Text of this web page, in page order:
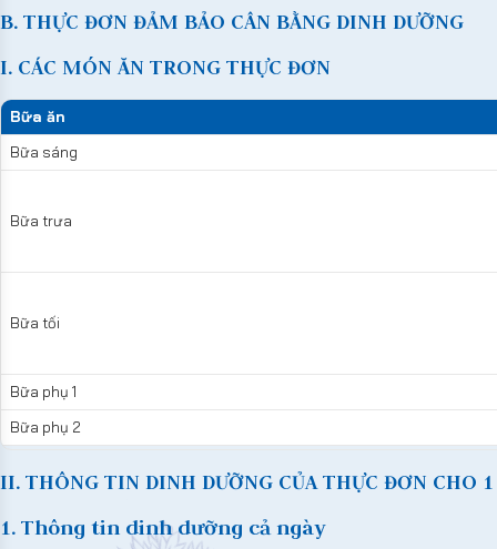
B. THỰC ĐƠN ĐẢM BẢO CÂN BẰNG DINH DƯỠNG
I. CÁC MÓN ĂN TRONG THỰC ĐƠN
Bữa ăn
Bữa sáng
Bữa trưa
Bữa tối
Bữa phụ 1
Bữa phụ 2
II. THÔNG TIN DINH DƯỠNG CỦA THỰC ĐƠN CHO
1. Thông tin dinh dưỡng cả ngày